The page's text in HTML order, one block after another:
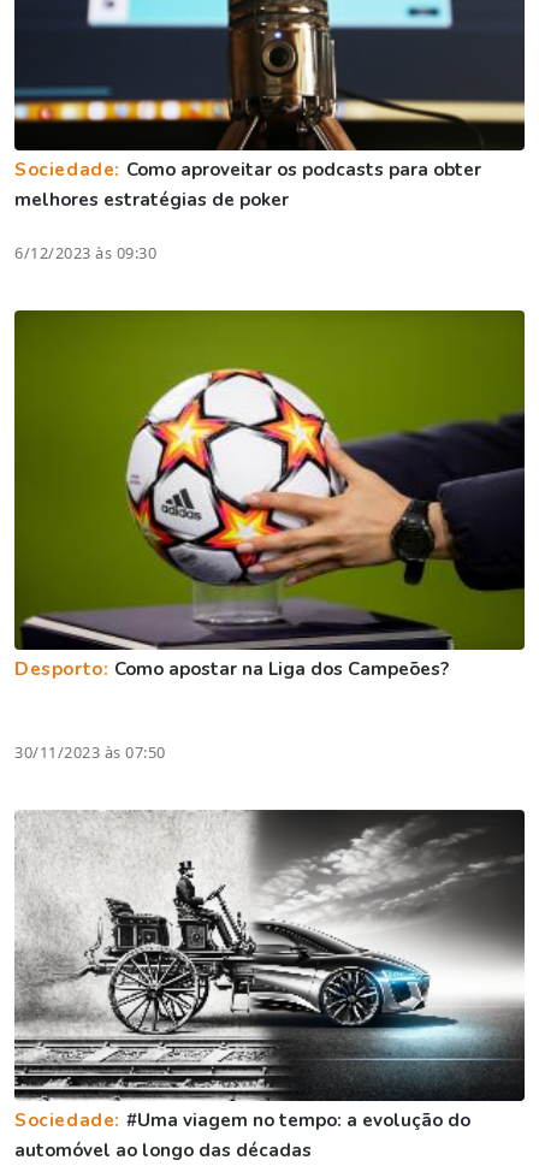
Sociedade: Como aproveitar os podcasts para obter
melhores estratégias de poker
6/12/2023 às 09:30
Desporto: Como apostar na Liga dos Campeões?
30/11/2023 às 07:50
Sociedade: #Uma viagem no tempo: a evolução do
automóvel ao longo das décadas